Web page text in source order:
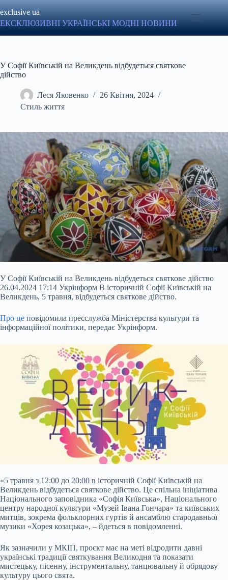
до
вмісту
exclusive ua
ЕКСКЛЮЗИВНІ УКРАЇНСЬКІ МОДНІ НОВИНИ
У Софії Київській на Великдень відбудеться святкове
дійство
Леся Яковенко
26 Квітня, 2024
Стиль життя
У Софії Київській на Великдень відбудеться святкове дійство
26.04.2024 17:14 Укрінформ В історичній Софії Київській на
Великдень, 5 травня, відбудеться святкове дійство.
Про це повідомила пресслужба Міністерства культури та
інформаційної політики, передає Укрінформ.
«5 травня з 12:00 до 20:00 в історичній Софії Київській на
Великдень відбудеться святкове дійство. Це спільна ініціатива
Національного заповідника «Софія Київська», Національного
центру народної культури «Музей Івана Гончара» та київських
митців, зокрема фольклорних гуртів й ансамблю стародавньої
музики «Хорея козацька», – йдеться в повідомленні.
Як зазначили у МКІП, проєкт має на меті відродити давні
українські традиції святкування Великодня та показати
мистецьку, пісенну, інструментальну, танцювальну й обрядову
культуру цього свята.